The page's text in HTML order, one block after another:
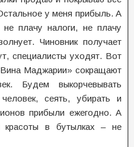
у меня прибыль. А
плачу налоги, не плачу
Чиновник получает
специалисты уходят. Вот
Маджарии» сокращают
Будем выкорчевывать
сеять, убирать и
прибыли ежегодно. А
красоты в бутылках – не